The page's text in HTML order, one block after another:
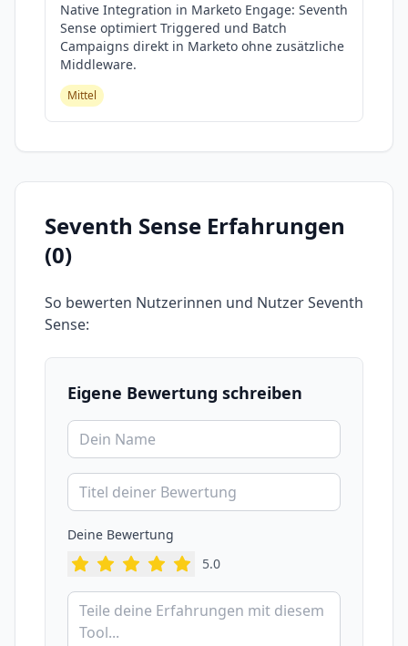
Native Integration in Marketo Engage: Seventh
Sense optimiert Triggered und Batch
Campaigns direkt in Marketo ohne zusätzliche
Middleware.
Mittel
Seventh Sense Erfahrungen
(0)
So bewerten Nutzerinnen und NutzerSeventh
Sense:
Eigene Bewertung schreiben
Deine Bewertung
5.0